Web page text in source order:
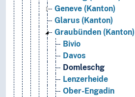
Geneve (Kanton)
Glarus (Kanton)
Graubünden (Kanton)
Bivio
Davos
Domleschg
Lenzerheide
Ober-Engadin